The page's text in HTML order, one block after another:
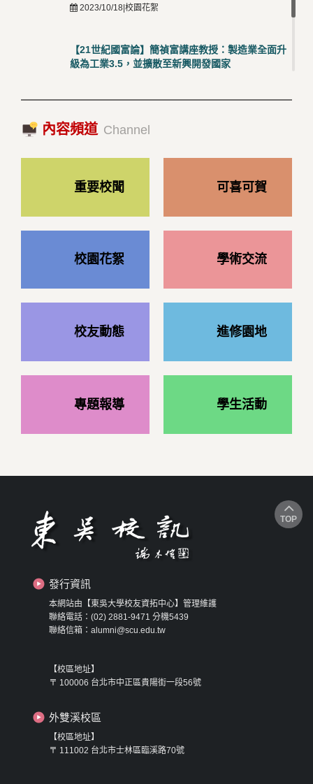
2023/10/18|校園花絮
【21世紀國富論】簡禎富講座教授：製造業全面升
級為工業3.5，並擴散至新興開發國家
2023/10/18|推薦閱讀
內容頻道 Channel
重要校聞 可喜可賀
校園花絮 學術交流
校友動態 進修園地
專題報導 學生活動
發行資訊
本網站由【東吳大學校友資拓中心】管理維護
聯絡電話：(02) 2881-9471 分機5439
聯絡信箱：alumni@scu.edu.tw
【校區地址】
〒 100006 台北市中正區貴陽街一段56號
外雙溪校區
【校區地址】
〒 111002 台北市士林區臨溪路70號
TOP